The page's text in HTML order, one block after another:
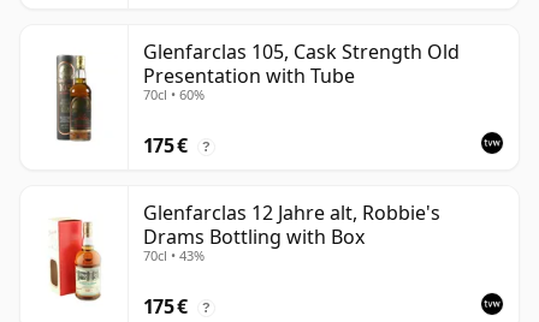
Glenfarclas 105, Cask Strength Old
Presentation with Tube
70cl • 60%
175 € ?
Glenfarclas 12 Jahre alt, Robbie's
Drams Bottling with Box
70cl • 43%
175 € ?